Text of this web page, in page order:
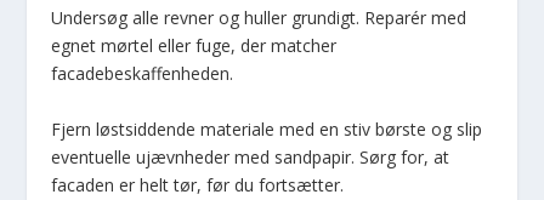
Undersøg alle revner og huller grundigt. Reparér med
egnet mørtel eller fuge, der matcher
facadebeskaffenheden.
Fjern løstsiddende materiale med en stiv børste og slip
eventuelle ujævnheder med sandpapir. Sørg for, at
facaden er helt tør, før du fortsætter.